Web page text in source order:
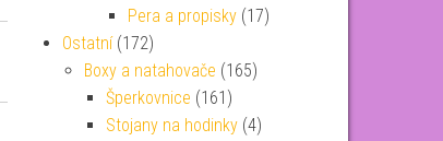
Pera a propisky (17)
Ostatní (172)
Boxy a natahovače (165)
Šperkovnice (161)
Stojany na hodinky (4)